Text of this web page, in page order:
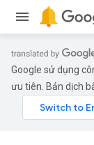
Google sử dụng
ưu tiên. Bản dịch